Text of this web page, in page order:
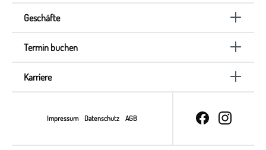
Geschäfte
Termin buchen
Karriere
Impressum Datenschutz AGB